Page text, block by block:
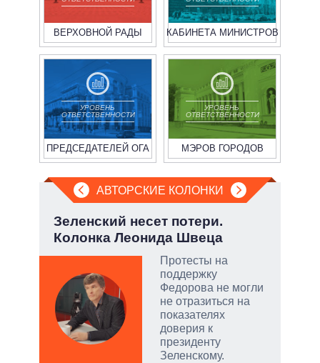
ВЕРХОВНОЙ РАДЫ КАБИНЕТА МИНИСТРОВ
УРОВЕНЬ
ОТВЕТСТВЕННОСТИ
ПРЕДСЕДАТЕЛЕЙ ОГА
УРОВЕНЬ
ОТВЕТСТВЕННОСТИ
МЭРОВ ГОРОДОВ
АВТОРСКИЕ КОЛОНКИ
Зеленский несет потери.
Колонка Леонида Швеца
Протесты на
поддержку
Федорова не могли
не отразиться на
показателях
доверия к
президенту
Зеленскому.